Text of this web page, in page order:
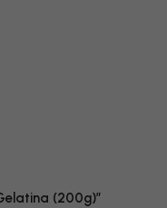
(200g)”